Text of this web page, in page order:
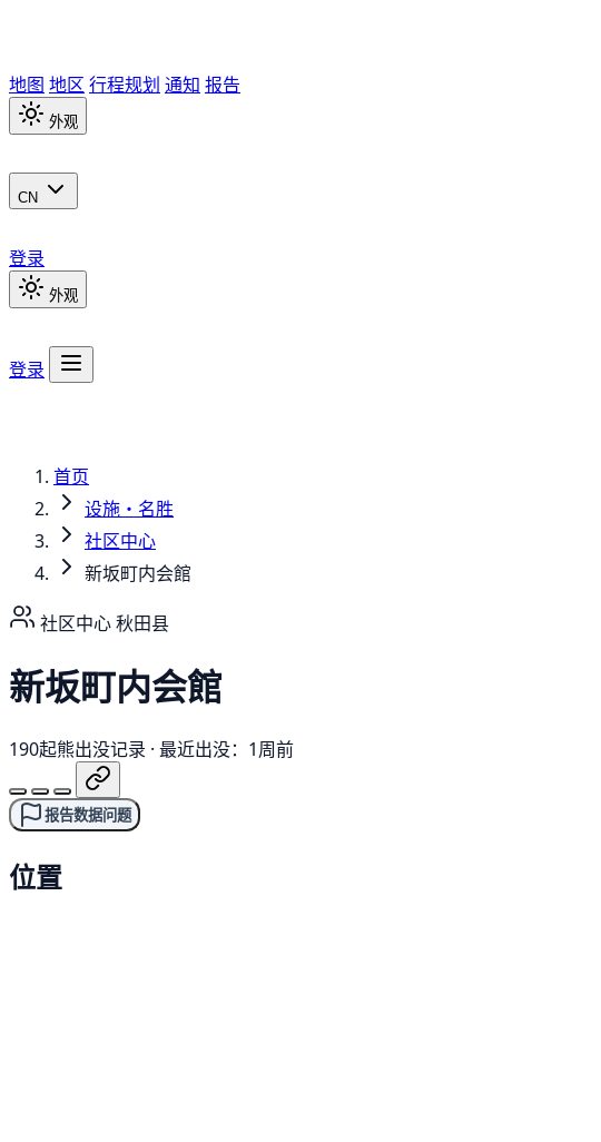
地图 地区 行程规划 通知 报告
外观
CN
登录
外观
登录
首页
设施・名胜
社区中心
新坂町内会館
社区中心秋田县
新坂町内会館
190起熊出没记录 · 最近出没：1周前
报告数据问题
位置